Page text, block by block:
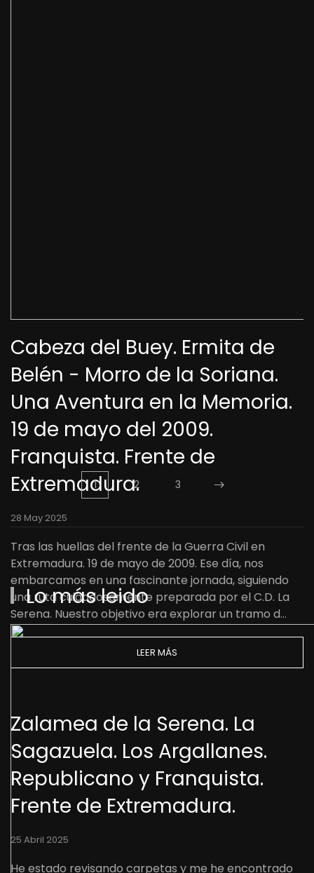
Cabeza del Buey. Ermita de
Belén - Morro de la Soriana.
Una Aventura en la Memoria.
19 de mayo del 2009.
Franquista. Frente de
Extremadura.
28 May 2025
Tras las huellas del frente de la Guerra Civil en
Extremadura. 19 de mayo de 2009. Ese día, nos
embarcamos en una fascinante jornada, siguiendo
una ruta cuidadosamente preparada por el C.D. La
Serena. Nuestro objetivo era explorar un tramo d…
LEER MÁS
Zalamea de la Serena. La
Sagazuela. Los Argallanes.
Republicano y Franquista.
Frente de Extremadura.
25 Abril 2025
He estado revisando carpetas y me he encontrado
1 2 3
Lo más leido